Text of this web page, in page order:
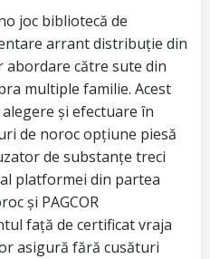
joc bibliotecă de
arrant distribuție din
abordare către sute din
multiple familie. Acest
și efectuare în
de noroc opțiune piesă
de substanțe treci
platformei din partea
și PAGCOR
față de certificat vraja
asigură fără cusături